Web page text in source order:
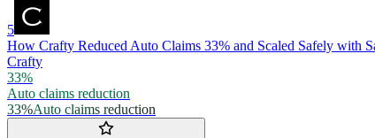
5
How Crafty Reduced Auto Claims 33% and Scaled Safely with
Crafty
33%
Auto claims reduction
33%Auto claims reduction